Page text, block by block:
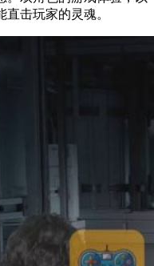
击玩家的灵魂。